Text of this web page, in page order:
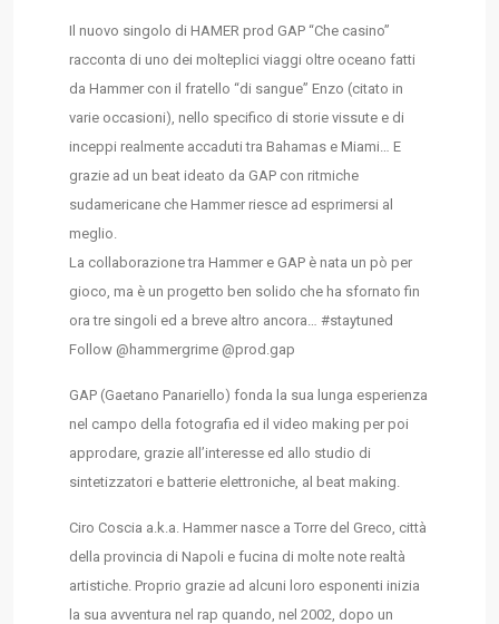
Il nuovo singolo di HAMER prod GAP “Che casino”
racconta di uno dei molteplici viaggi oltre oceano fatti
da Hammer con il fratello “di sangue” Enzo (citato in
varie occasioni), nello specifico di storie vissute e di
inceppi realmente accaduti tra Bahamas e Miami… E
grazie ad un beat ideato da GAP con ritmiche
sudamericane che Hammer riesce ad esprimersi al
meglio.
La collaborazione tra Hammer e GAP è nata un pò per
gioco, ma è un progetto ben solido che ha sfornato fin
ora tre singoli ed a breve altro ancora… #staytuned
Follow @hammergrime @prod.gap
GAP (Gaetano Panariello) fonda la sua lunga esperienza
nel campo della fotografia ed il video making per poi
approdare, grazie all’interesse ed allo studio di
sintetizzatori e batterie elettroniche, al beat making.
Ciro Coscia a.k.a. Hammer nasce a Torre del Greco, città
della provincia di Napoli e fucina di molte note realtà
artistiche. Proprio grazie ad alcuni loro esponenti inizia
la sua avventura nel rap quando, nel 2002, dopo un